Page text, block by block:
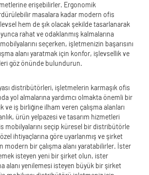
erişebilirler. Ergonomik
masalara kadar modern ofis
hem de şık olacak şekilde tasarlanarak
rahat ve odaklanmış kalmalarına
seçerken, işletmenizin başarısını
alanı yaratmak için konfor, işlevsellik ve
göz önünde bulundurun.
distribütörleri, işletmelerin karmaşık ofis
yol almalarına yardımcı olmakta önemli bir
ve iş birliğine ilham veren çalışma alanları
ürün yelpazesi ve tasarım hizmetleri
mobilyalarını seçip küresel bir distribütörle
ihtiyaçlarına göre uyarlanmış ve şirket
modern bir çalışma alanı yaratabilirler. İster
isteyen yeni bir şirket olun, ister
alanı yenilemesi isteyen büyük bir şirket